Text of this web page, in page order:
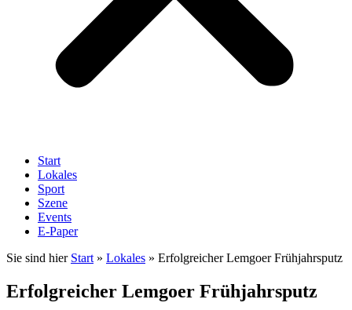
Start
Lokales
Sport
Szene
Events
E-Paper
Sie sind hier Start » Lokales » Erfolgreicher Lemgoer Frühjahrsputz
Erfolgreicher Lemgoer Frühjahrsputz